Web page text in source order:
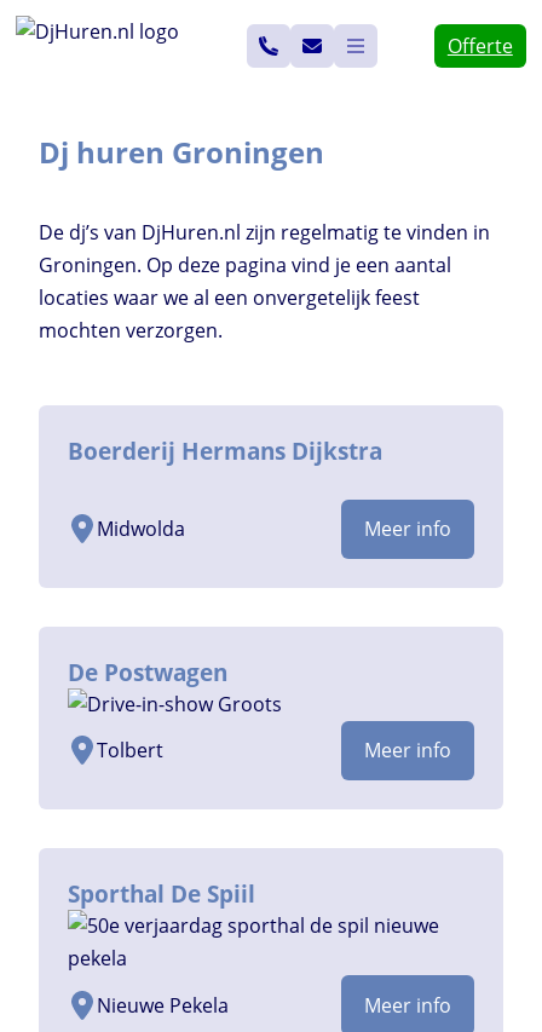
Ga
Offerte
Dj huren Groningen
De dj’s van DjHuren.nl zijn regelmatig te vinden in
Groningen. Op deze pagina vind je een aantal
locaties waar we al een onvergetelijk feest
mochten verzorgen.
Boerderij Hermans Dijkstra
Midwolda Meer info
De Postwagen
Tolbert Meer info
Sporthal De Spiil
Nieuwe Pekela Meer info